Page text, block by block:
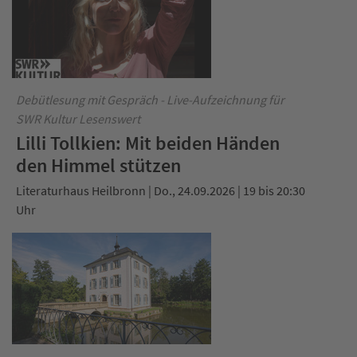
Debütlesung mit Gespräch - Live-Aufzeichnung für
SWR Kultur Lesenswert
Lilli Tollkien: Mit beiden Händen
den Himmel stützen
Literaturhaus Heilbronn | Do., 24.09.2026 | 19 bis 20:30
Uhr